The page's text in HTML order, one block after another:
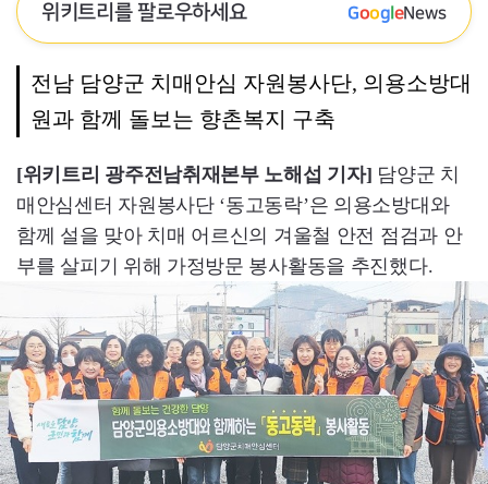
위키트리를 팔로우하세요 GoogleNews
전남 담양군 치매안심 자원봉사단, 의용소방대
원과 함께 돌보는 향촌복지 구축
[위키트리 광주전남취재본부 노해섭 기자] 담양군 치
매안심센터 자원봉사단 ‘동고동락’은 의용소방대와
함께 설을 맞아 치매 어르신의 겨울철 안전 점검과 안
부를 살피기 위해 가정방문 봉사활동을 추진했다.